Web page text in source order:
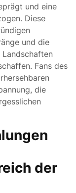
und eine
Diese
und die
Fans des
die
der